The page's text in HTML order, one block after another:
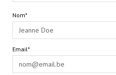
Nom*
Email*